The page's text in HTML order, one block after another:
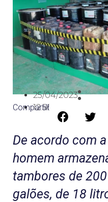
25/04/2023
12:50
Compartilhe:
De acordo com
homem
tambores de
galões, de 18